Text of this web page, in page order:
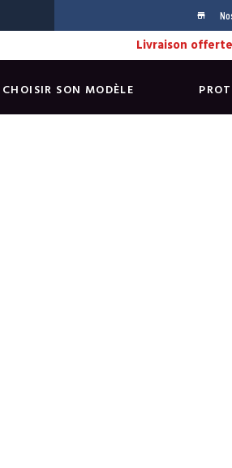
store
Livraison
CHOISIR SON MODÈLE